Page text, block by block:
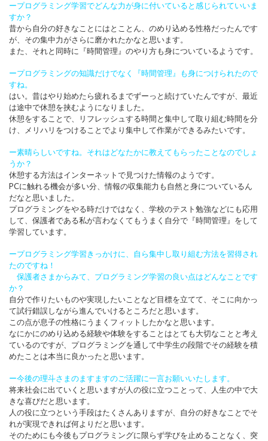
ープログラミング学習でどんな力が身に付いていると感じられていいま
すか？
昔から自分の好きなことにはとことん、のめり込める性格だったんです
が、その集中力がさらに磨かれたかなと思います。
また、それと同時に『時間管理』のやり方も身についているようです。
ープログラミングの知識だけでなく『時間管理』も身につけられたので
すね。
はい。昔はやり始めたら疲れるまでずーっと続けていたんですが、最近
は途中で休憩を挟むようになりました。
休憩をすることで、リフレッシュする時間と集中して取り組む時間を分
け、メリハリをつけることでより集中して作業ができるみたいです。
ー素晴らしいですね。それはどなたかに教えてもらったことなのでしょ
うか？
休憩する方法はインターネットで見つけた情報のようです。
PCに触れる機会が多い分、情報の収集能力も自然と身についているん
だなと思いました。
プログラミングをやる時だけではなく、学校のテスト勉強などにも応用
して、保護者である私が言わなくてもうまく自分で『時間管理』をして
学習しています。
ープログラミング学習きっかけに、自ら集中し取り組む方法を習得され
たのですね！
保護者さまからみて、プログラミング学習の良い点はどんなことです
か？
自分で作りたいものや実現したいことなど目標を立てて、そこに向かっ
て試行錯誤しながら進んでいけるところだと思います。
この点が息子の性格にうまくフィットしたかなと思います。
なにかにのめり込める経験や体験をすることはとても大切なことと考え
ているのですが、プログラミングを通して中学生の段階でその経験を積
めたことは本当に良かったと思います。
ー今後の理斗さまのますますのご活躍に一言お願いいたします。
将来社会に出ていくと思いますが人の役に立つことって、人生の中で大
きな喜びだと思います。
人の役に立つという手段はたくさんありますが、自分の好きなことでそ
れが実現できれば何よりだと思います。
そのためにも今後もプログラミングに限らず学びを止めることなく、突